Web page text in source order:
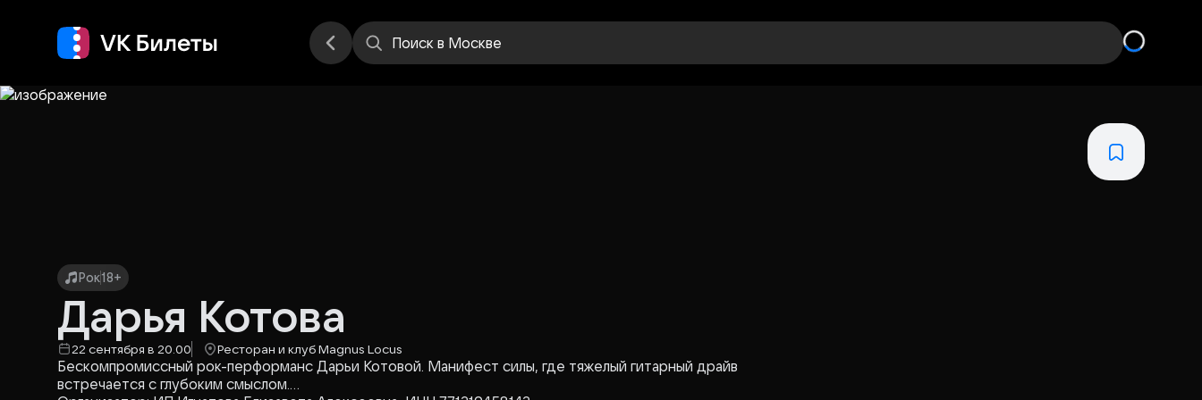
Поиск в Москве
Рок18+
Дарья Котова
22 сентября в 20.00 Ресторан и клуб Magnus Locus
Бескомпромиссный рок-перформанс Дарьи Котовой. Манифест силы, где тяжелый гитарный драйв
встречается с глубоким смыслом.